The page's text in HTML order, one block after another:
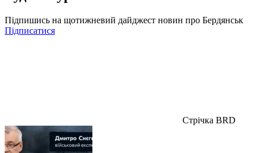
Підпишись на щотижневий дайджест новин про Бердянськ
Підписатися
Стрічка BRD